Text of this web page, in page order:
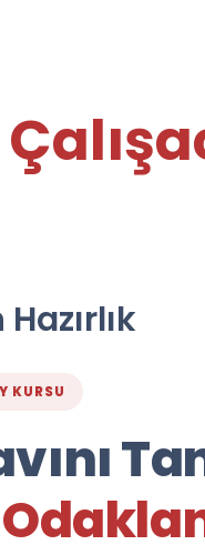
KURSU